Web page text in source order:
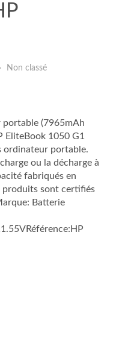
Non classé
portable (7965mAh
EliteBook 1050 G1
ordinateur portable.
ou la décharge à
fabriqués en
produits sont certifiés
Batterie